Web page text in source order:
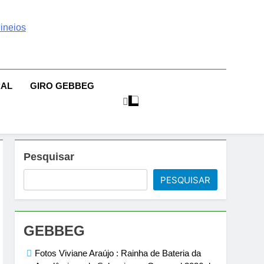
Sexo | Casas De
Fotográficos
Brasileiras Sensual
GIRO GEBBEG
Pesquisar
PESQUISAR
GEBBEG
Fotos Viviane Araújo : Rainha de Bateria da